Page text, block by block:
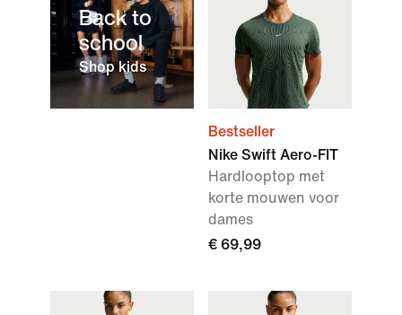
Back to
school
Shop kids
Bestseller
Nike Swift Aero-FIT
Hardlooptop met
korte mouwen voor
dames
€ 69,99